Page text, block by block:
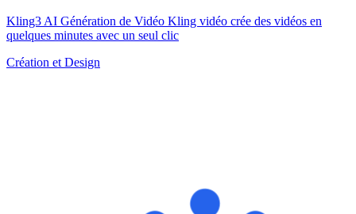
Kling3 AI Génération de Vidéo Kling vidéo crée des vidéos en
quelques minutes avec un seul clic
Création et Design